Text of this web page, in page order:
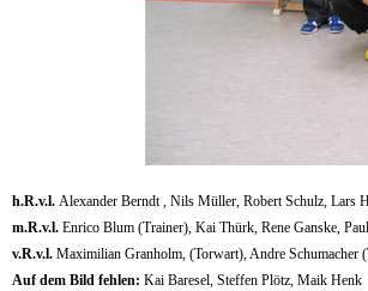
h.R.v.l. Alexander Berndt , Nils Müller, Robert Schulz, Lars
m.R.v.l. Enrico Blum (Trainer), Kai Thürk, Rene Ganske,
v.R.v.l. Maximilian Granholm, (Torwart), Andre Schumacher
Auf dem Bild fehlen: Kai Baresel, Steffen Plötz, Maik Henk